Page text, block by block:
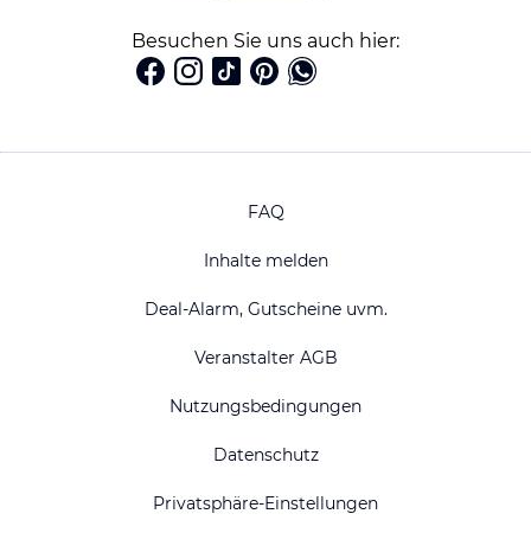
Besuchen Sie uns auch hier:
FAQ
Inhalte melden
Deal-Alarm, Gutscheine uvm.
Veranstalter AGB
Nutzungsbedingungen
Datenschutz
Privatsphäre-Einstellungen